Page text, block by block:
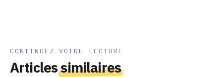
CONTINUEZ VOTRE LECTURE
Articlessimilaires